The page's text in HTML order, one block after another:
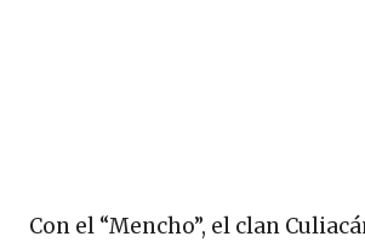
Con el “Mencho”, el clan